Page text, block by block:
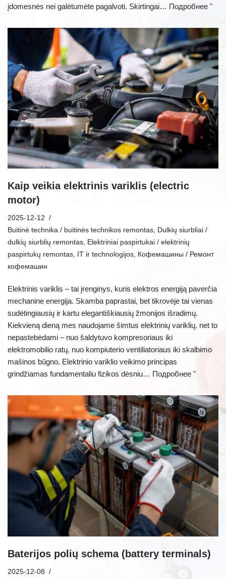
įdomesnės nei galėtumėte pagalvoti. Skirtingai… Подробнее "
Kaip veikia elektrinis variklis (electric
motor)
2025-12-12
Buitinė technika / buitinės technikos remontas, Dulkių siurbliai /
dulkių siurblių remontas, Elektriniai paspirtukai / elektrinių
paspirtukų remontas, IT ir technologijos, Кофемашины / Ремонт
кофемашин
Elektrinis variklis – tai įrenginys, kuris elektros energiją paverčia
mechanine energija. Skamba paprastai, bet tikrovėje tai vienas
sudėtingiausių ir kartu elegantiškiausių žmonijos išradimų.
Kiekvieną dieną mes naudojame šimtus elektrinių variklių, net to
nepastebėdami – nuo šaldytuvo kompresoriaus iki
elektromobilio ratų, nuo kompiuterio ventiliatoriaus iki skalbimo
mašinos būgno. Elektrinio variklio veikimo principas
grindžiamas fundamentaliu fizikos dėsniu… Подробнее "
Baterijos polių schema (battery terminals)
2025-12-08